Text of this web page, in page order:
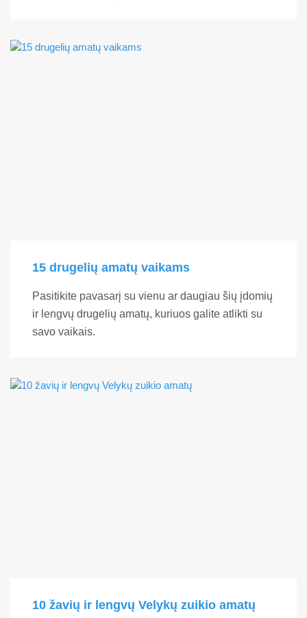
15 drugelių amatų vaikams
Pasitikite pavasarį su vienu ar daugiau šių įdomių
ir lengvų drugelių amatų, kuriuos galite atlikti su
savo vaikais.
10 žavių ir lengvų Velykų zuikio amatų